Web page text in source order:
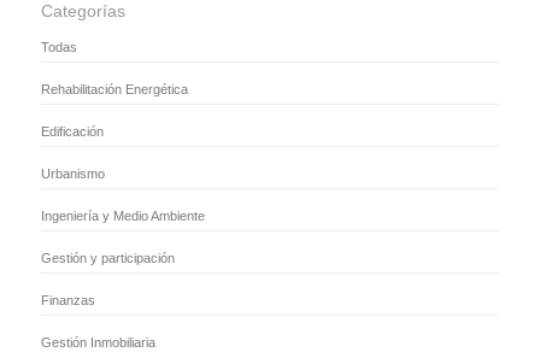
Categorías
Todas
Rehabilitación Energética
Edificación
Urbanismo
Ingeniería y Medio Ambiente
Gestión y participación
Finanzas
Gestión Inmobiliaria